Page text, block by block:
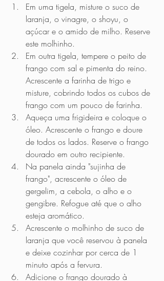
Em uma tigela, misture o suco de
laranja, o vinagre, o shoyu, o
açúcar e o amido de milho. Reserve
este molhinho.
Em outra tigela, tempere o peito de
frango com sal e pimenta do reino.
Acrescente a farinha de trigo e
misture, cobrindo todos os cubos de
frango com um pouco de farinha.
Aqueça uma frigideira e coloque o
óleo. Acrescente o frango e doure
de todos os lados. Reserve o frango
dourado em outro recipiente.
Na panela ainda "sujinha de
frango", acrescente o óleo de
gergelim, a cebola, o alho e o
gengibre. Refogue até que o alho
esteja aromático.
Acrescente o molhinho de suco de
laranja que você reservou à panela
e deixe cozinhar por cerca de 1
minuto após a fervura.
Adicione o frango dourado à